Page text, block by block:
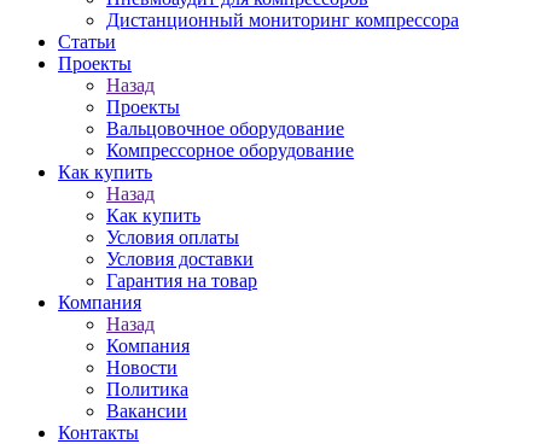
Дистанционный мониторинг компрессора
Статьи
Проекты
Назад
Проекты
Вальцовочное оборудование
Компрессорное оборудование
Как купить
Назад
Как купить
Условия оплаты
Условия доставки
Гарантия на товар
Компания
Назад
Компания
Новости
Политика
Вакансии
Контакты